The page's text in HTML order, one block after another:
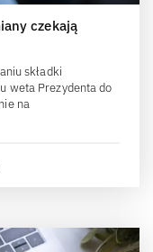
czekają
składki
weta Prezydenta do
na